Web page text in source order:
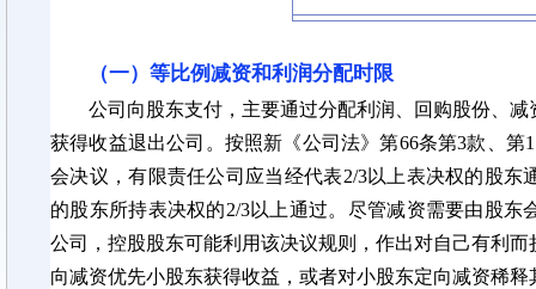
（一）等比例减资和利润分配时限
公司向股东支付，主要通过分配利润、回购股份、
获得收益退出公司。按照新《公司法》第66条第3款、第
会决议，有限责任公司应当经代表2/3以上表决权的股东
的股东所持表决权的2/3以上通过。尽管减资需要由股东
公司，控股股东可能利用该决议规则，作出对自己有利
向减资优先小股东获得收益，或者对小股东定向减资稀